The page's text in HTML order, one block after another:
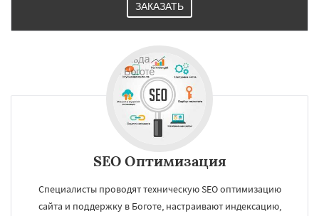
ЗАКАЗАТЬ
SEO Оптимизация
Специалисты проводят техническую SEO оптимизацию
сайта и поддержку в Боготе, настраивают индексацию,